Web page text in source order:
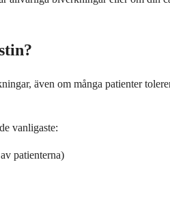
även om många patienter
vanligaste:
patienterna)